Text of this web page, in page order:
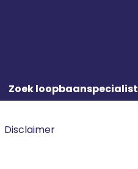
Zoek loopbaanspecialist
Disclaimer